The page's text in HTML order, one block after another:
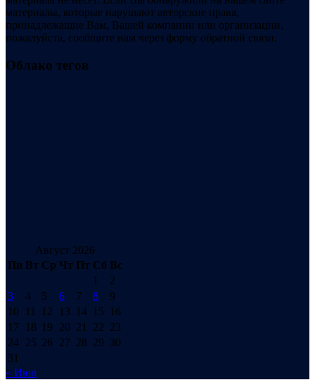
материалы, которые нарушают авторские права,
принадлежащие Вам, Вашей компании или организации,
пожалуйста, сообщите нам через форму обратной связи.
Облако тегов
Август 2026
Пн Вт Ср Чт Пт Сб Вс
1
2
3
4 5 6 7 8
9
10
11 12 13 14 15
16
17
18 19 20 21 22 23
24 25 26 27 28 29 30
31
« Июл